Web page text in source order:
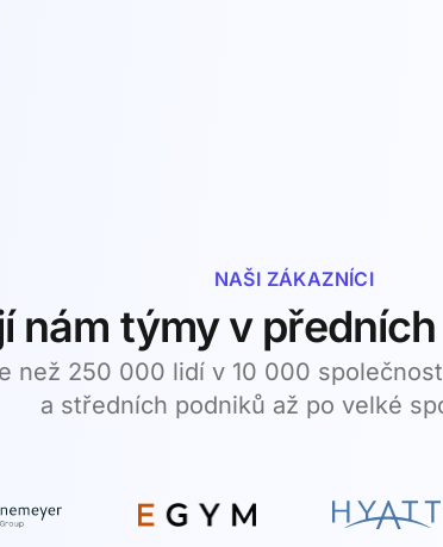
NAŠI ZÁKAZNÍCI
nám týmy v
než 250 000 lidí v 10 000
a středních podniků až po velké